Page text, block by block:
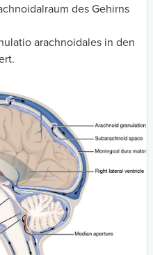
des Gehirns
arachnoidales in den